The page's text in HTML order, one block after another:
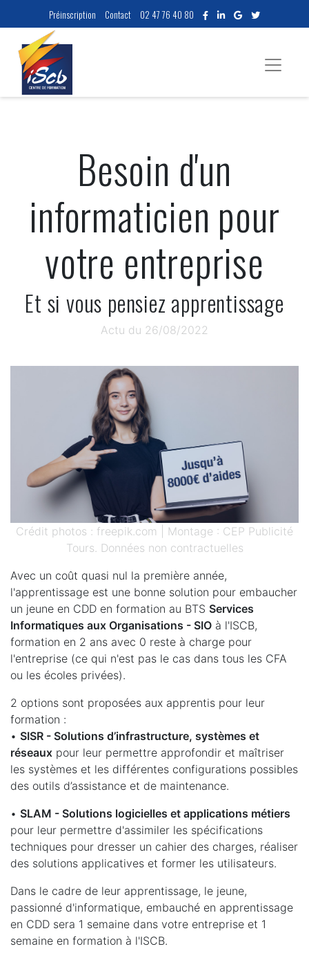
Préinscription Contact 02 47 76 40 80
Besoin d'un
informaticien pour
votre entreprise
Et si vous pensiez apprentissage
Actu du 26/08/2022
Crédit photos : freepik.com | Montage : CEP Publicité
Tours. Données non contractuelles
Avec un coût quasi nul la première année,
l'apprentissage est une bonne solution pour embaucher
un jeune en CDD en formation au BTS Services
Informatiques aux Organisations - SIO à l'ISCB,
formation en 2 ans avec 0 reste à charge pour
l'entreprise (ce qui n'est pas le cas dans tous les CFA
ou les écoles privées).
2 options sont proposées aux apprentis pour leur
formation :
• SISR - Solutions d’infrastructure, systèmes et
réseaux pour leur permettre approfondir et maîtriser
les systèmes et les différentes configurations possibles
des outils d’assistance et de maintenance.
• SLAM - Solutions logicielles et applications métiers
pour leur permettre d'assimiler les spécifications
techniques pour dresser un cahier des charges, réaliser
des solutions applicatives et former les utilisateurs.
Dans le cadre de leur apprentissage, le jeune,
passionné d'informatique, embauché en apprentissage
en CDD sera 1 semaine dans votre entreprise et 1
semaine en formation à l'ISCB.